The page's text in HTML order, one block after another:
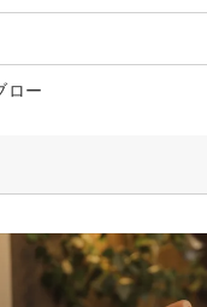
ロー